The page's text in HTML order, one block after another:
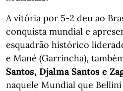
A vitória por 5-2 deu ao
conquista mundial e
esquadrão histórico
e Mané (Garrincha),
Santos, Djalma Santos e
naquele Mundial que